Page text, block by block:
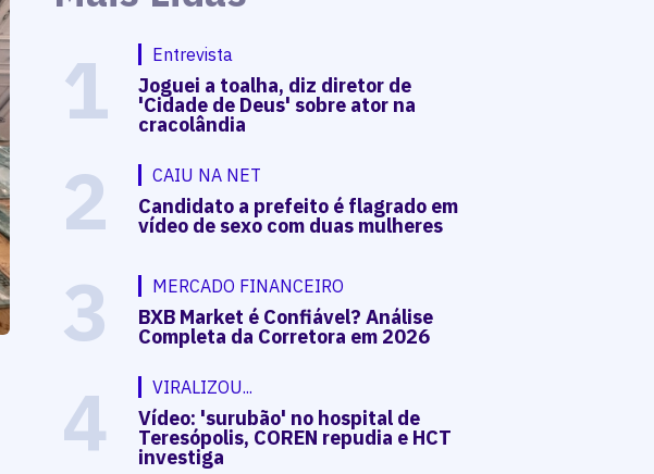
1 Entrevista
Joguei a toalha, diz diretor de
'Cidade de Deus' sobre ator na
cracolândia
2 CAIU NA NET
Candidato a prefeito é flagrado em
vídeo de sexo com duas mulheres
3 MERCADO FINANCEIRO
BXB Market é Confiável? Análise
Completa da Corretora em 2026
4 VIRALIZOU...
Vídeo: 'surubão' no hospital de
Teresópolis, COREN repudia e HCT
investiga